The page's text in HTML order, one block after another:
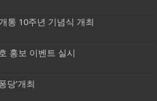
통 10주년 기념식 개최
홍보 이벤트 실시
당’개최